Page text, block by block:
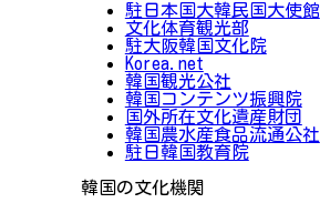
駐日本国大韓民国大使館
文化体育観光部
駐大阪韓国文化院
Korea.net
韓国観光公社
韓国コンテンツ振興院
国外所在文化遺産財団
韓国農水産食品流通公社
駐日韓国教育院
韓国の文化機関